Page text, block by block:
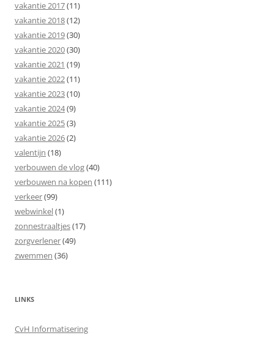
vakantie 2017(11)
vakantie 2018(12)
vakantie 2019(30)
vakantie 2020(30)
vakantie 2021 (19)
vakantie 2022(11)
vakantie 2023(10)
vakantie 2024(9)
vakantie 2025(3)
vakantie 2026(2)
valentijn (18)
verbouwen de vlog(40)
verbouwen na kopen (111)
verkeer(99)
webwinkel(1)
zonnestraaltjes(17)
zorgverlener(49)
zwemmen (36)
LINKS
CvH Informatisering